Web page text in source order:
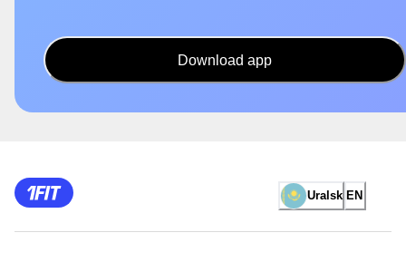
Download app
Uralsk EN